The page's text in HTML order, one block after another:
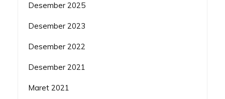
Desember 2025
Desember 2023
Desember 2022
Desember 2021
Maret 2021